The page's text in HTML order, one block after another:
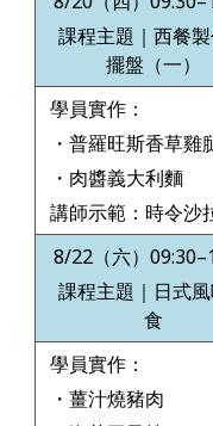
課程主題｜西餐製
擺盤（一）
學員實作：
・普羅旺斯香草雞
・肉醬義大利麵
講師示範：時令沙
8/22（六）
課程主題｜日式
食
學員實作：
・薑汁燒豬肉